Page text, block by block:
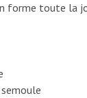
forme toute la